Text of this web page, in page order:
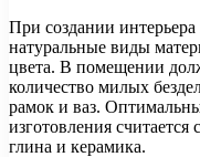
При создании
натуральные виды
цвета. В помещении
количество милых
рамок и ваз.
изготовления считается
глина и керамика.